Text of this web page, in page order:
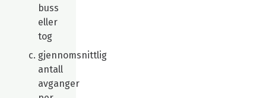
buss
eller
tog
gjennomsnittlig
antall
avganger